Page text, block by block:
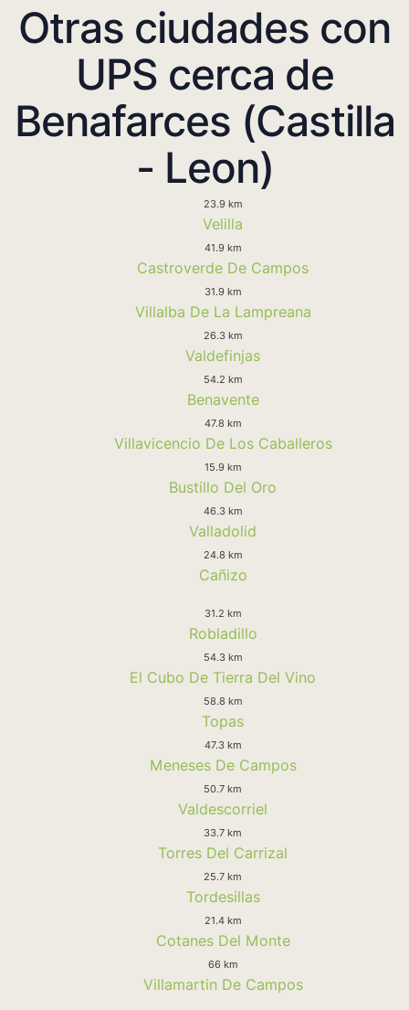
Otras ciudades con
UPS cerca de
Benafarces (Castilla
- Leon)
23.9 km
Velilla
41.9 km
Castroverde De Campos
31.9 km
Villalba De La Lampreana
26.3 km
Valdefinjas
54.2 km
Benavente
47.8 km
Villavicencio De Los Caballeros
15.9 km
Bustillo Del Oro
46.3 km
Valladolid
24.8 km
Cañizo
31.2 km
Robladillo
54.3 km
El Cubo De Tierra Del Vino
58.8 km
Topas
47.3 km
Meneses De Campos
50.7 km
Valdescorriel
33.7 km
Torres Del Carrizal
25.7 km
Tordesillas
21.4 km
Cotanes Del Monte
66 km
Villamartin De Campos